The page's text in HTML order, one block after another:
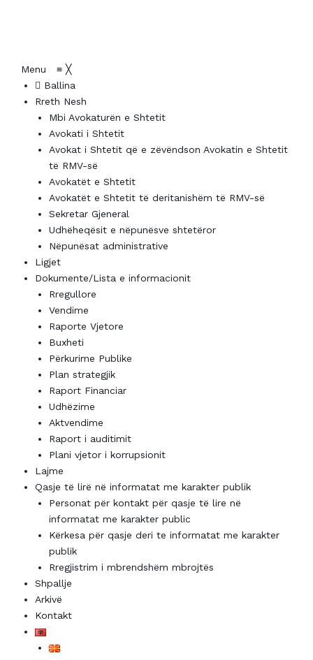
Menu ≡ ╳
Ballina
Rreth Nesh
Mbi Avokaturën e Shtetit
Avokati i Shtetit
Avokat i Shtetit që e zëvëndson Avokatin e Shtetit
të RMV-së
Avokatët e Shtetit
Avokatët e Shtetit të deritanishëm të RMV-së
Sekretar Gjeneral
Udhëheqësit e nëpunësve shtetëror
Nëpunësat administrative
Ligjet
Dokumente/Lista e informacionit
Rregullore
Vendime
Raporte Vjetore
Buxheti
Përkurime Publike
Plan strategjik
Raport Financiar
Udhëzime
Aktvendime
Raport i auditimit
Plani vjetor i korrupsionit
Lajme
Qasje të lirë në informatat me karakter publik
Personat për kontakt për qasje të lire në
informatat me karakter public
Kërkesa për qasje deri te informatat me karakter
publik
Rregjistrim i mbrendshëm mbrojtës
Shpallje
Arkivë
Kontakt